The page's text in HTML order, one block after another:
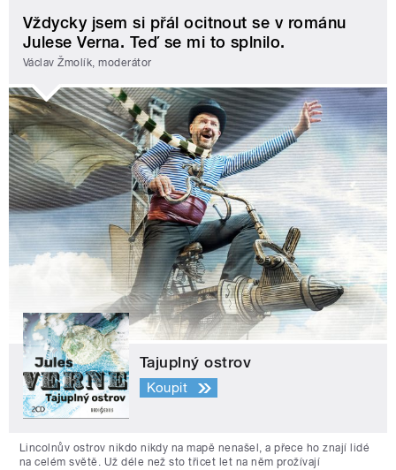
Vždycky jsem si přál ocitnout se v románu
Julese Verna. Teď se mi to splnilo.
Václav Žmolík, moderátor
Tajuplný ostrov
Koupit
Lincolnův ostrov nikdo nikdy na mapě nenašel, a přece ho znají lidé
na celém světě. Už déle než sto třicet let na něm prožívají